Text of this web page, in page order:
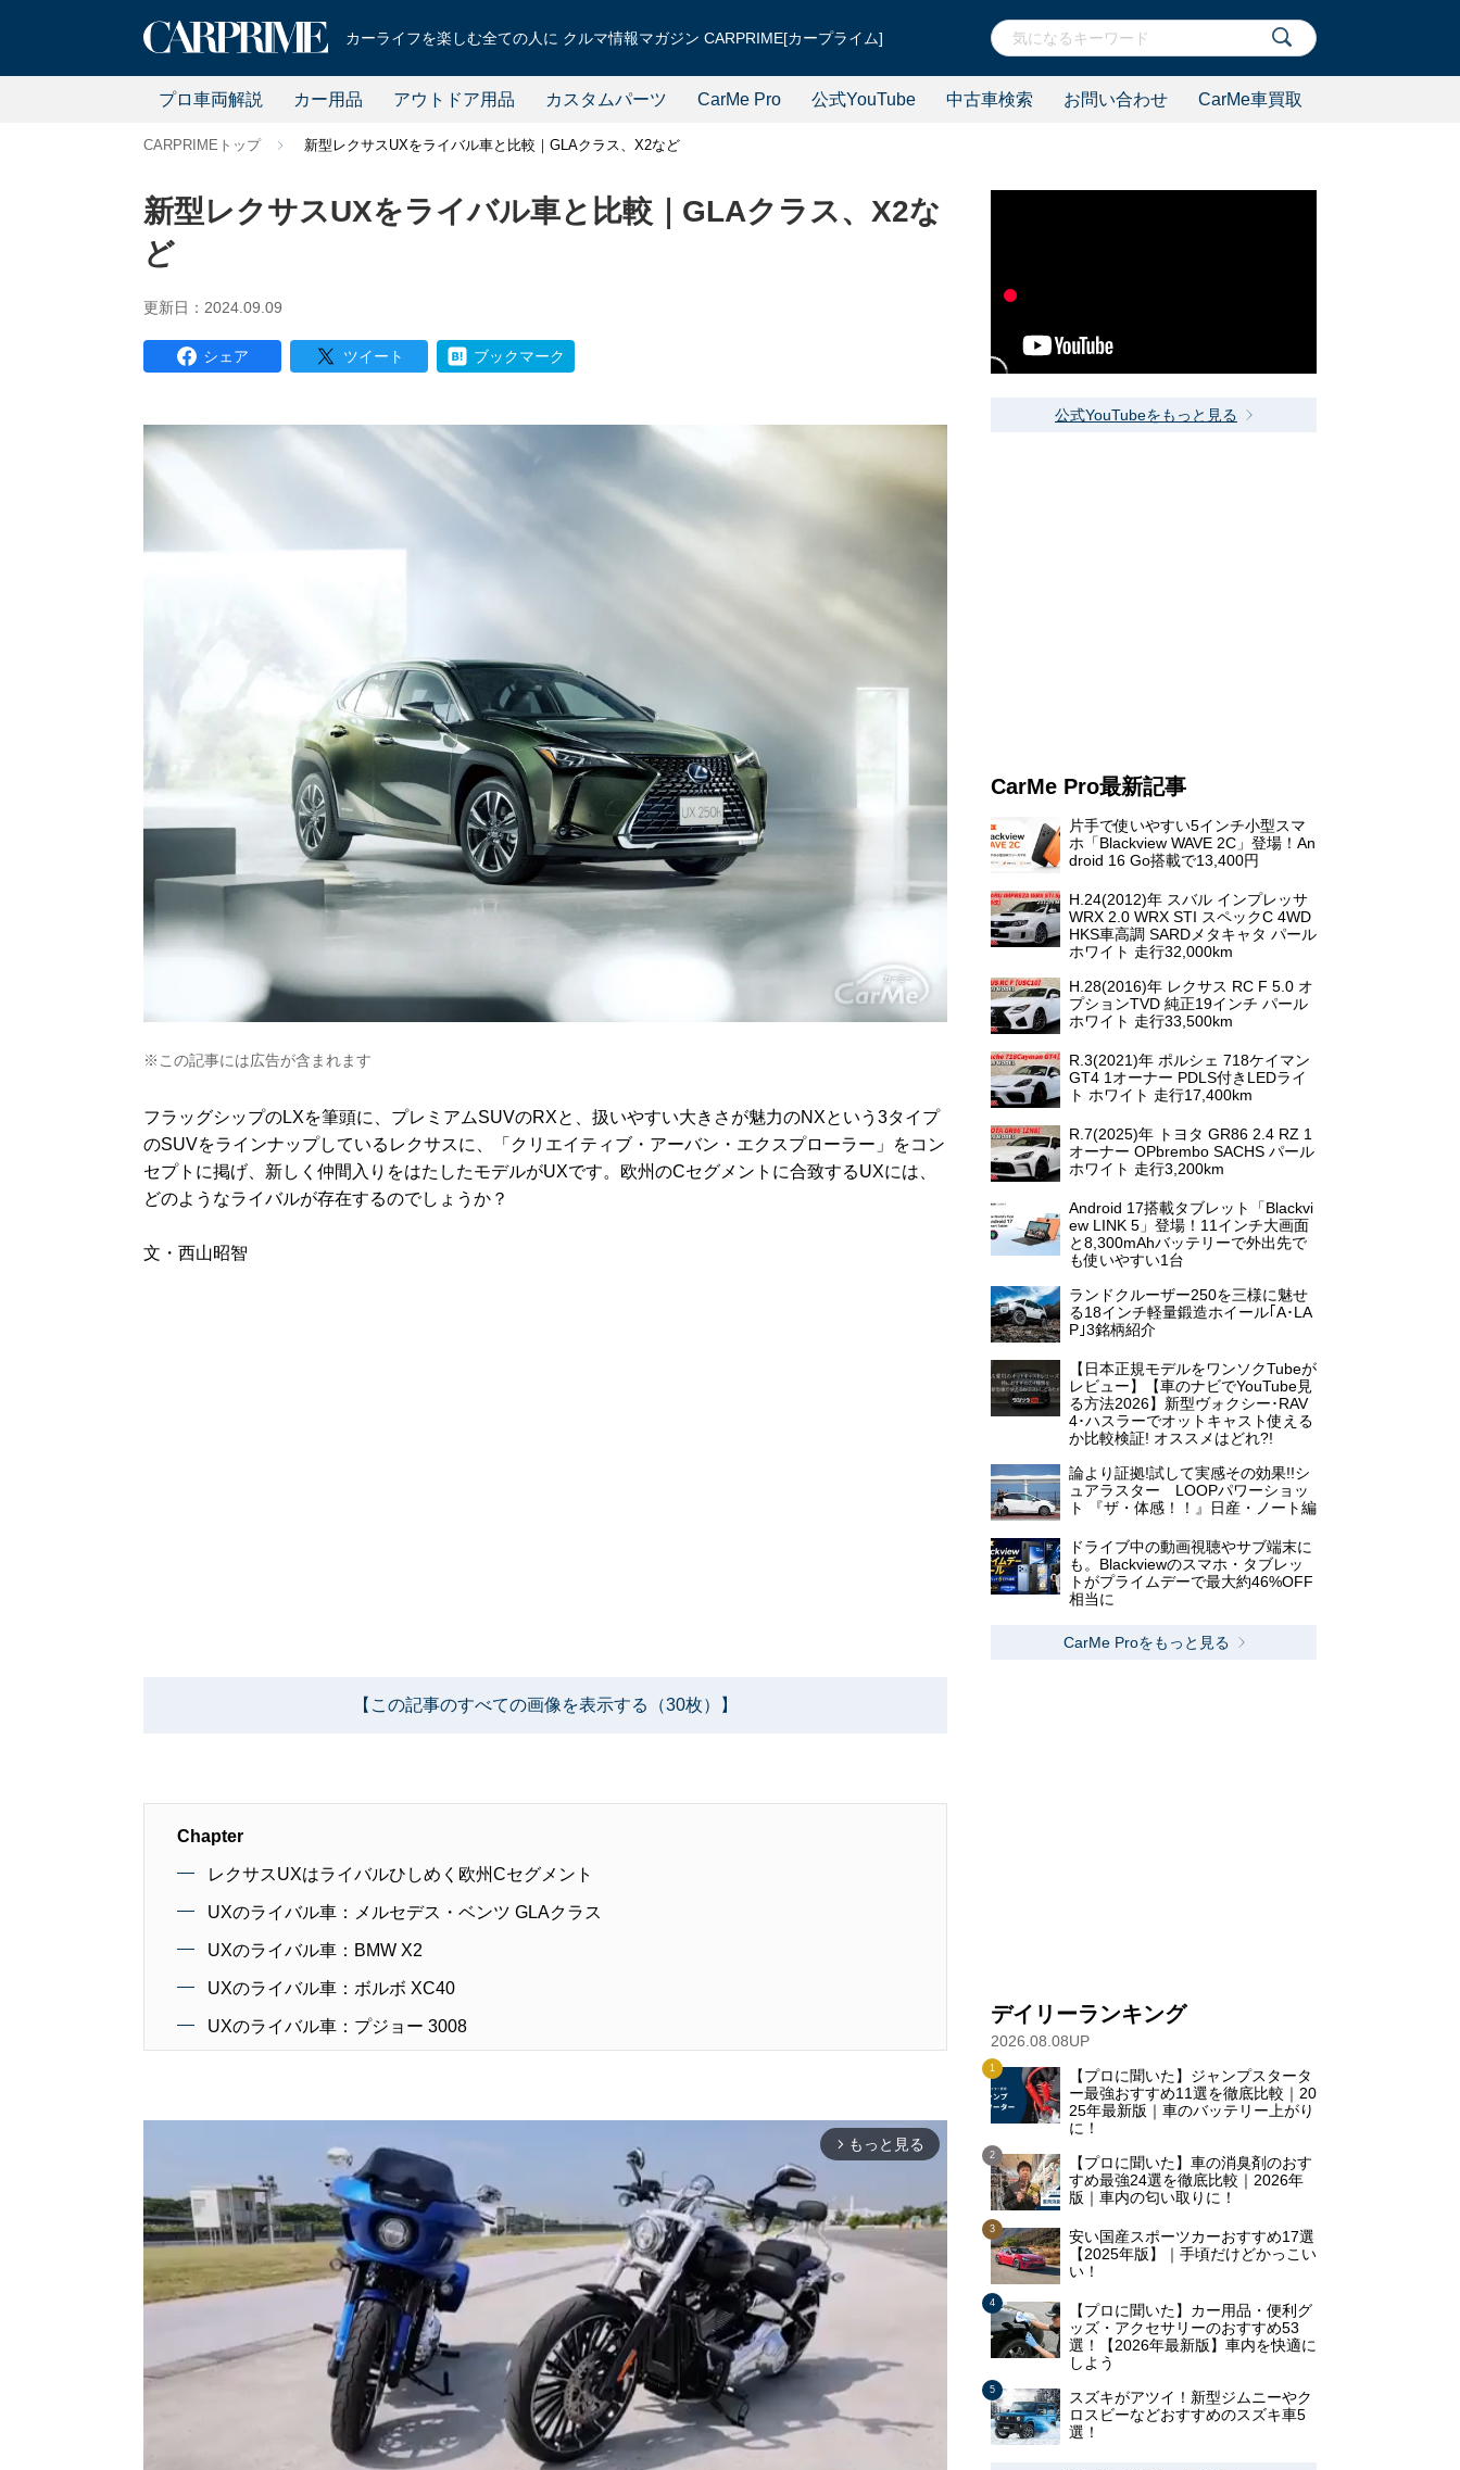
カーライフを楽しむ全ての人に クルマ情報マガジン CARPRIME[カープライム]
プロ車両解説 カー用品 アウトドア用品 カスタムパーツ CarMe Pro 公式YouTube 中古車検索 お問い合わせ CarMe車買取
CARPRIMEトップ 新型レクサスUXをライバル車と比較｜GLAクラス、X2など
新型レクサスUXをライバル車と比較｜GLAクラス、X2な
ど
更新日：2024.09.09
シェア ツイート ブックマーク
※この記事には広告が含まれます
フラッグシップのLXを筆頭に、プレミアムSUVのRXと、扱いやすい大きさが魅力のNXという3タイプ
のSUVをラインナップしているレクサスに、「クリエイティブ・アーバン・エクスプローラー」をコン
セプトに掲げ、新しく仲間入りをはたしたモデルがUXです。欧州のCセグメントに合致するUXには、
どのようなライバルが存在するのでしょうか？
文・西山昭智
【この記事のすべての画像を表示する（30枚）】
Chapter
レクサスUXはライバルひしめく欧州Cセグメント
UXのライバル車：メルセデス・ベンツ GLAクラス
UXのライバル車：BMW X2
UXのライバル車：ボルボ XC40
UXのライバル車：プジョー 3008
arrow_forward_ios もっと見る
公式YouTubeをもっと見る
CarMe Pro最新記事
片手で使いやすい5インチ小型スマ
ホ「Blackview WAVE 2C」登場！An
droid 16 Go搭載で13,400円
H.24(2012)年 スバル インプレッサ
WRX 2.0 WRX STI スペックC 4WD
HKS車高調 SARDメタキャタ パール
ホワイト 走行32,000km
H.28(2016)年 レクサス RC F 5.0 オ
プションTVD 純正19インチ パール
ホワイト 走行33,500km
R.3(2021)年 ポルシェ 718ケイマン
GT4 1オーナー PDLS付きLEDライ
ト ホワイト 走行17,400km
R.7(2025)年 トヨタ GR86 2.4 RZ 1
オーナー OPbrembo SACHS パール
ホワイト 走行3,200km
Android 17搭載タブレット「Blackvi
ew LINK 5」登場！11インチ大画面
と8,300mAhバッテリーで外出先で
も使いやすい1台
ランドクルーザー250を三様に魅せ
る18インチ軽量鍛造ホイール｢A･LA
P｣3銘柄紹介
【日本正規モデルをワンソクTubeが
レビュー】【車のナビでYouTube見
る方法2026】新型ヴォクシー･RAV
4･ハスラーでオットキャスト使える
か比較検証! オススメはどれ?!
論より証拠!試して実感その効果!!シ
ュアラスター LOOPパワーショッ
ト 『ザ・体感！！』日産・ノート編
ドライブ中の動画視聴やサブ端末に
も。Blackviewのスマホ・タブレッ
トがプライムデーで最大約46%OFF
相当に
CarMe Proをもっと見る
デイリーランキング
2026.08.08UP
【プロに聞いた】ジャンプスタータ
ー最強おすすめ11選を徹底比較｜20
25年最新版｜車のバッテリー上がり
に！
【プロに聞いた】車の消臭剤のおす
すめ最強24選を徹底比較｜2026年
版｜車内の匂い取りに！
安い国産スポーツカーおすすめ17選
【2025年版】｜手頃だけどかっこい
い！
【プロに聞いた】カー用品・便利グ
ッズ・アクセサリーのおすすめ53
選！【2026年最新版】車内を快適に
しよう
スズキがアツイ！新型ジムニーやク
ロスビーなどおすすめのスズキ車5
選！